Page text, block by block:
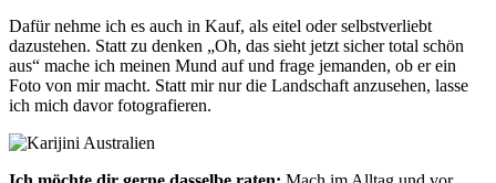
Dafür nehme ich es auch in Kauf, als eitel oder selbstverliebt
dazustehen. Statt zu denken „Oh, das sieht jetzt sicher total schön
aus“ mache ich meinen Mund auf und frage jemanden, ob er ein
Foto von mir macht. Statt mir nur die Landschaft anzusehen, lasse
ich mich davor fotografieren.